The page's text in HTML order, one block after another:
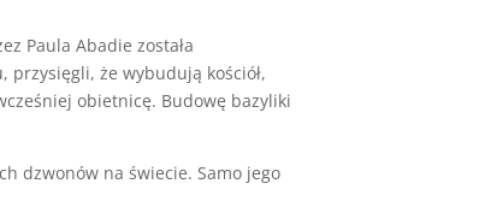
Paula Abadie została
że wybudują kościół,
obietnicę. Budowę bazyliki
dzwonów na świecie. Samo jego